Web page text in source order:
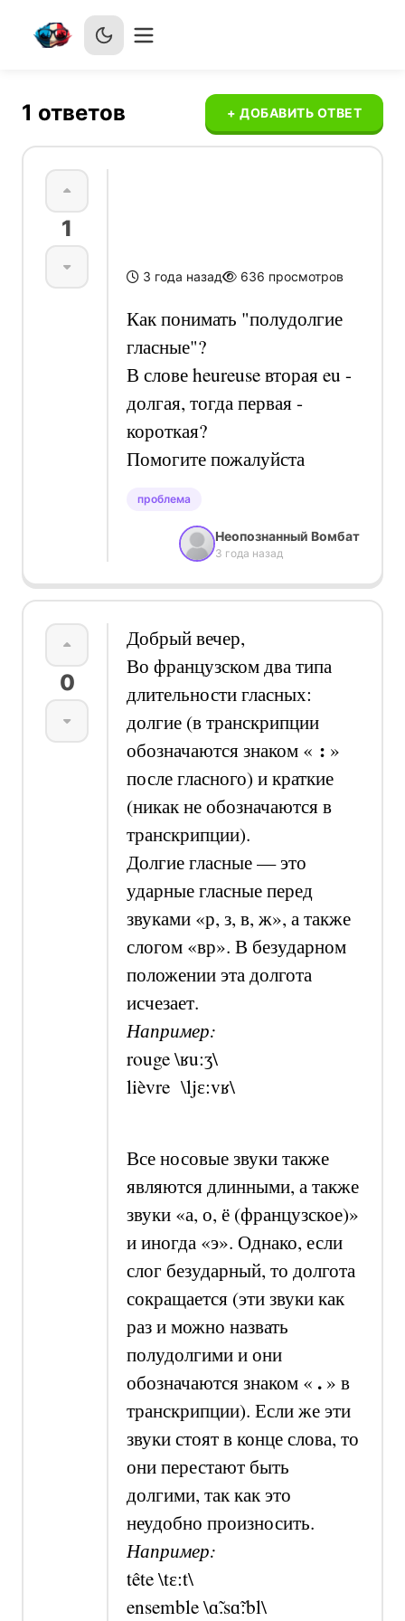
1 ответов + ДОБАВИТЬ ОТВЕТ
1
3 года назад 636 просмотров
Как понимать "полудолгие
гласные"?
В слове heureuse вторая eu -
долгая, тогда первая -
короткая?
Помогите пожалуйста
проблема
Неопознанный Вомбат
3 года назад
0
Добрый вечер,
Во французском два типа
длительности гласных:
долгие (в транскрипции
обозначаются знаком « : »
после гласного) и краткие
(никак не обозначаются в
транскрипции).
Долгие гласные — это
ударные гласные перед
звуками «р, з, в, ж», а также
слогом «вр». В безударном
положении эта долгота
исчезает.
Например:
rouge \ʁu:ʒ\
lièvre \ljɛ:vʁ\
Все носовые звуки также
являются длинными, а также
звуки «а, о, ё (французское)»
и иногда «э». Однако, если
слог безударный, то долгота
сокращается (эти звуки как
раз и можно назвать
полудолгими и они
обозначаются знаком « . » в
транскрипции). Если же эти
звуки стоят в конце слова, то
они перестают быть
долгими, так как это
неудобно произносить.
Например:
tête \tɛ:t\
ensemble\ɑ̃.sɑ̃:bl\